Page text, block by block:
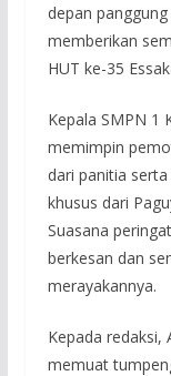
depan
memberikan
HUT ke-35
Kepala SMPN 1
memimpin
dari panitia
khusus dari
Suasana
berkesan dan
merayakannya.
Kepada redaksi,
memuat